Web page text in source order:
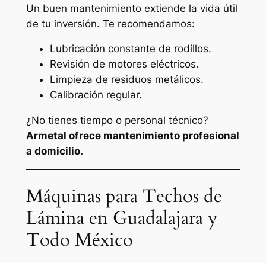
Un buen mantenimiento extiende la vida útil
de tu inversión. Te recomendamos:
Lubricación constante de rodillos.
Revisión de motores eléctricos.
Limpieza de residuos metálicos.
Calibración regular.
¿No tienes tiempo o personal técnico?
Armetal ofrece mantenimiento profesional
a domicilio.
Máquinas para Techos de
Lámina en Guadalajara y
Todo México